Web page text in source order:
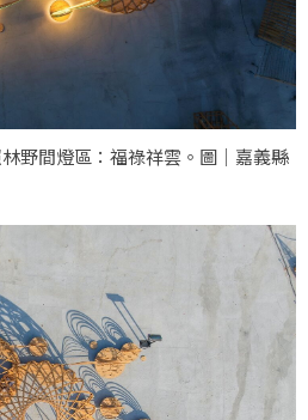
野間燈區：福祿祥雲。圖｜嘉義縣